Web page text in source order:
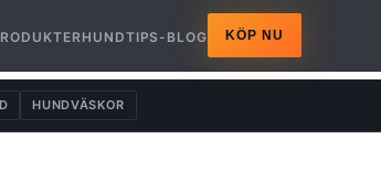
HUNDTIPS-BLOG KÖP NU
HUNDVÄSKOR